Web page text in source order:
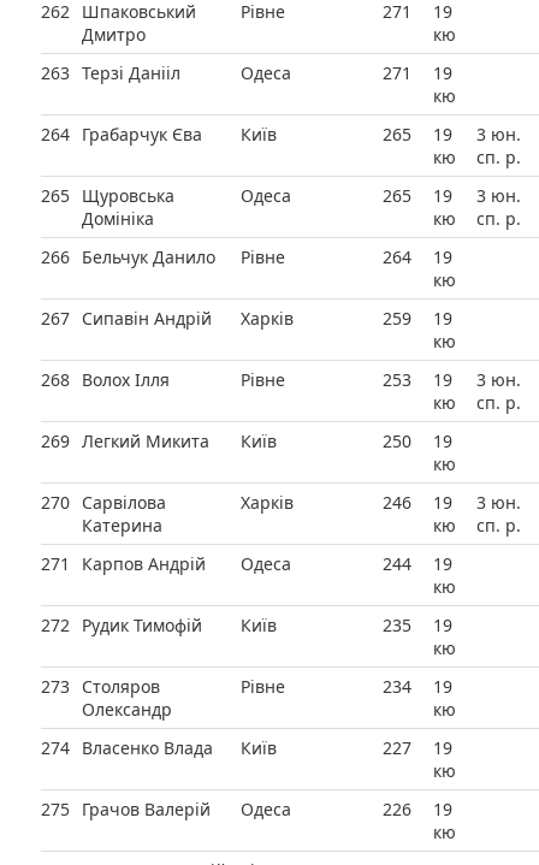
262 Шпаковський
Дмитро
Рівне 271
19
кю
263 Терзі Данііл Одеса 271
19
кю
264 Грабарчук Єва Київ 265
19
кю
3 юн.
сп. р.
265 Щуровська
Домініка
Одеса 265
19
кю
3 юн.
сп. р.
266 Бельчук Данило Рівне 264
19
кю
267 Сипавін Андрій Харків 259
19
кю
268 Волох Ілля Рівне 253
19
кю
3 юн.
сп. р.
269 Легкий Микита Київ 250
19
кю
270 Сарвілова
Катерина
Харків 246
19
кю
3 юн.
сп. р.
271
Карпов Андрій Одеса 244
19
кю
272 Рудик Тимофій Київ 235
19
кю
273 Столяров
Олександр
Рівне 234
19
кю
274 Власенко Влада Київ 227
19
кю
275 Грачов Валерій Одеса 226
19
кю